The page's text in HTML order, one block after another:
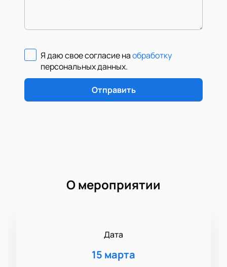
Я даю свое согласие наобработку
персональных данных.
Отправить
О мероприятии
Дата
15 марта